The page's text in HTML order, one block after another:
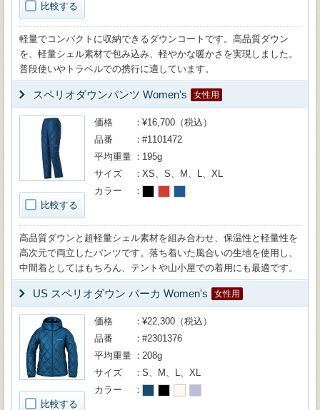
比較する
軽量でコンパクトに収納できるダウンコートです。高品質ダウン
を、軽量シェル素材で包み込み、軽やかな暖かさを実現しました。
普段使いやトラベルでの携行に適しています。
スペリオダウンパンツ Women's 女性用
比較する
価格
¥16,700（税込）
品番
#1101472
平均重量
195g
サイズ
XS、S、M、L、XL
カラー
高品質ダウンと超軽量シェル素材を組み合わせ、保温性と軽量性を
高次元で両立したパンツです。落ち着いた風合いの生地を使用し、
中間着としてはもちろん、テントや山小屋での着用にも最適です。
US スペリオダウン パーカ Women's 女性用
比較する
価格
¥22,300（税込）
品番
#2301376
平均重量
208g
サイズ
S、M、L、XL
カラー